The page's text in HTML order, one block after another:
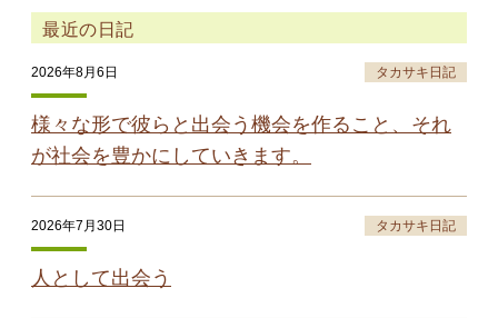
最近の日記
2026年8月6日 タカサキ日記
様々な形で彼らと出会う機会を作ること、それ
が社会を豊かにしていきます。
2026年7月30日 タカサキ日記
人として出会う